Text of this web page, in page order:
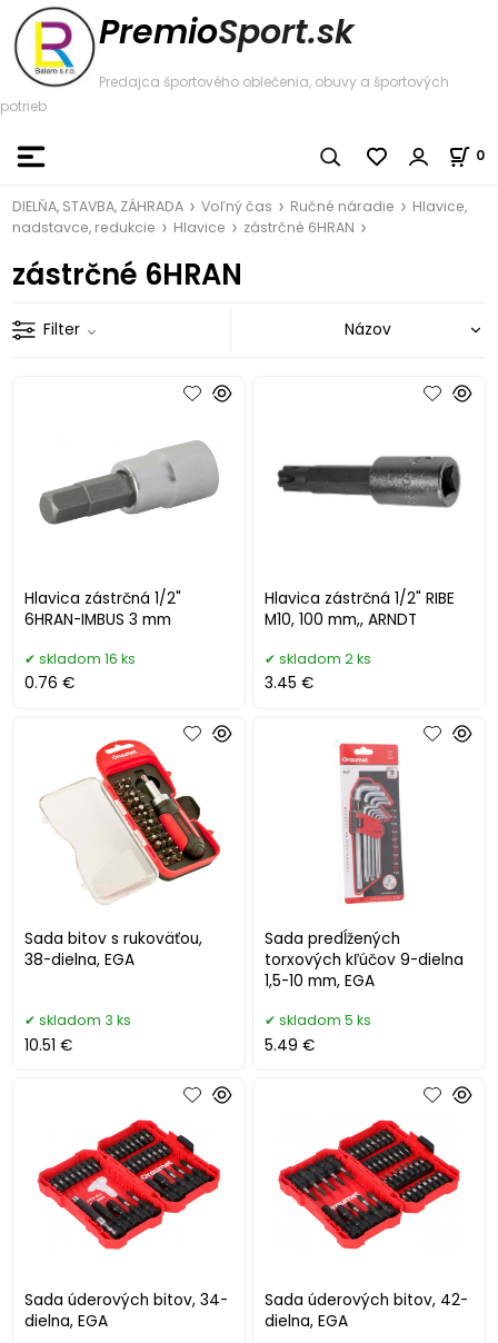
PremioSport.sk
Predajca športového oblečenia, obuvy a športových
potrieb
0
DIELŇA, STAVBA, ZÁHRADA Voľný čas Ručné náradie
Hlavice,
nadstavce, redukcie
Hlavice zástrčné 6HRAN
zástrčné 6HRAN
Filter
Hlavica zástrčná 1/2"
6HRAN-IMBUS 3 mm
skladom 16 ks
0.76 €
Hlavica zástrčná 1/2" RIBE
M10, 100 mm,, ARNDT
skladom 2 ks
3.45 €
Sada bitov s rukoväťou,
38-dielna, EGA
skladom 3 ks
10.51 €
Sada predĺžených
torxových kľúčov 9-dielna
1,5-10 mm, EGA
skladom 5 ks
5.49 €
Sada úderových bitov, 34-
dielna, EGA
Sada úderových bitov, 42-
dielna, EGA